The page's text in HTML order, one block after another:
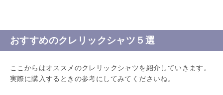
おすすめのクレリックシャツ５選
ここからはオススメのクレリックシャツを紹介していきます。
実際に購入するときの参考にしてみてくださいね。